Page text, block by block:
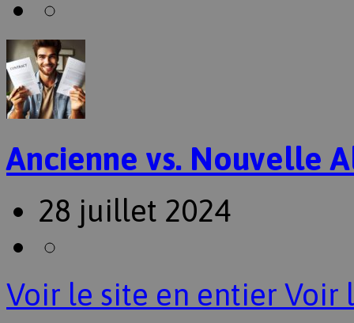
Ancienne vs. Nouvelle
28 juillet 2024
Voir le site en entier Voir